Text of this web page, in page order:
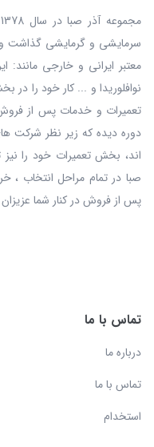
سرمایشی و گرمایشی گذاشت
معتبر ایرانی و خارجی مانند:
نوافلوریدا و ... کار خود را
تعمیرات و خدمات پس از
دوره دیده که زیر نظر شرکت
اند، بخش تعمیرات خود را
صبا در تمام مراحل انتخاب ،
پس از فروش در کنار شما
تماس با ما
درباره ما
تماس با ما
استخدام